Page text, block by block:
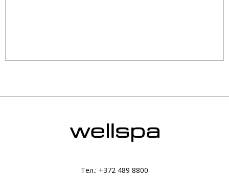
Тел.: +372 489 8800